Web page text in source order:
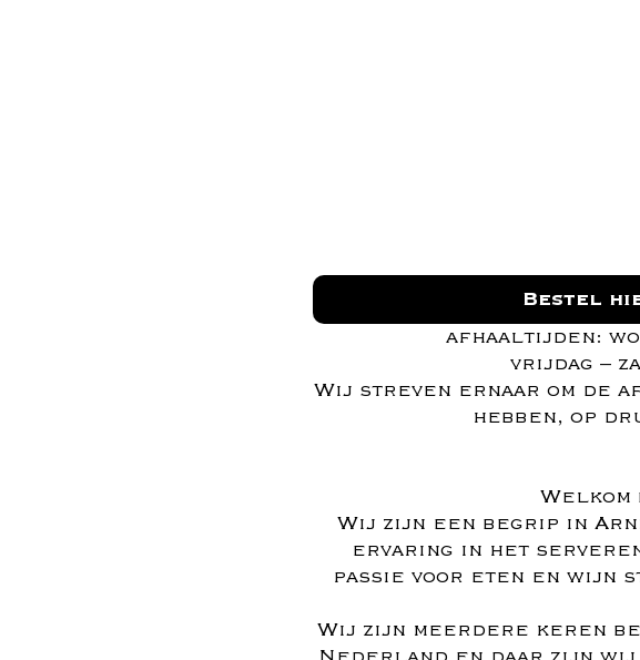
Bestel
afhaaltijden:
vrijdag –
Wij streven ernaar om de
hebben, op
Welkom
Wij zijn een begrip in
ervaring in het
passie voor eten en wijn
Wij zijn meerdere keren